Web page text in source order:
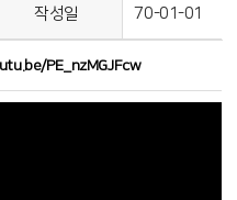
작성일 70-01-01
PE_nzMGJFcw